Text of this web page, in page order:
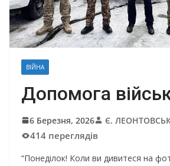
ВІЙНА
Допомога
6 Березня, 2026 Є.
414 переглядів
“Понеділок! Коли ви дивитеся на